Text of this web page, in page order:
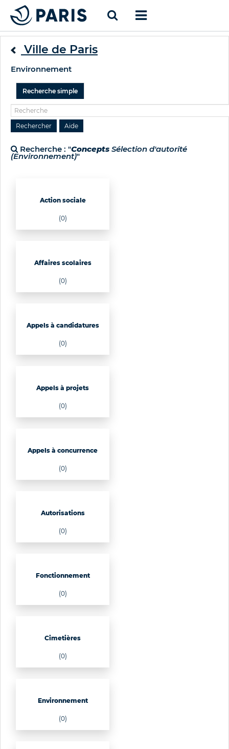
Ville de Paris
Environnement
Recherche simple
Recherche : "Concepts Sélection d'autorité
(Environnement)"
Action sociale
(0)
Affaires scolaires
(0)
Appels à candidatures
(0)
Appels à projets
(0)
Appels à concurrence
(0)
Autorisations
(0)
Fonctionnement
(0)
Cimetières
(0)
Environnement
(0)